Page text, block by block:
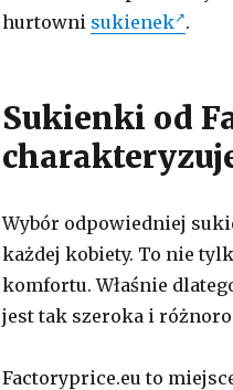
hurtowni sukienek .
Sukienki od
Wybór odpowiedniej
każdej kobiety. To nie
komfortu. Właśnie
jest tak szeroka i
Factoryprice.eu to